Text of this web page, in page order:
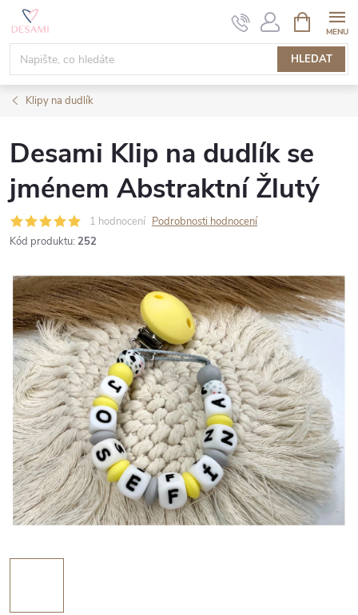
Přejít
obsah
HLEDAT
NÁKUPNÍ
KOŠÍK
Klipy na dudlík
Desami Klip na dudlík se
jménem Abstraktní Žlutý
1 hodnocení Podrobnosti hodnocení
Kód produktu: 252